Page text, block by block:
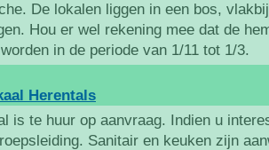
De lokalen liggen in een bos,
Hou er wel rekening mee dat de
in de periode van 1/11 tot 1/3.
Herentals
is te huur op aanvraag. Indien u
Sanitair en keuken zijn